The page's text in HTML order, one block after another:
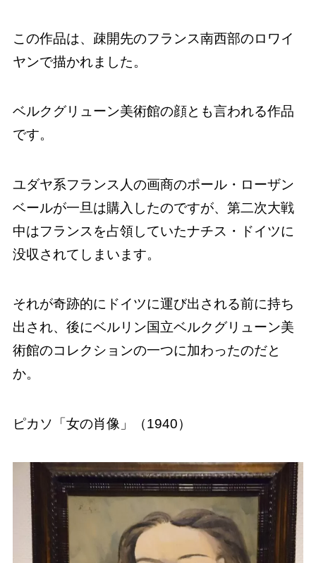
この作品は、疎開先のフランス南西部のロワイ
ヤンで描かれました。
ベルクグリューン美術館の顔とも言われる作品
です。
ユダヤ系フランス人の画商のポール・ローザン
ベールが一旦は購入したのですが、第二次大戦
中はフランスを占領していたナチス・ドイツに
没収されてしまいます。
それが奇跡的にドイツに運び出される前に持ち
出され、後にベルリン国立ベルクグリューン美
術館のコレクションの一つに加わったのだと
か。
ピカソ「女の肖像」（1940）